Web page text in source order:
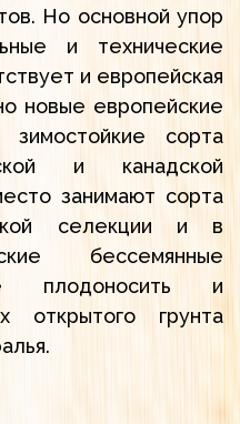
Но основной упор
и технические
и европейская
новые европейские
сорта
и канадской
занимают сорта
селекции и в
бессемянные
плодоносить и
открытого грунта